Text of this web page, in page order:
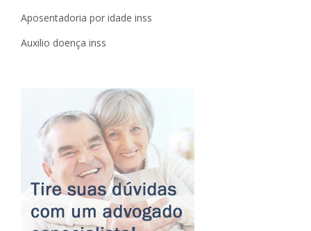
Aposentadoria por idade inss
Auxilio doença inss